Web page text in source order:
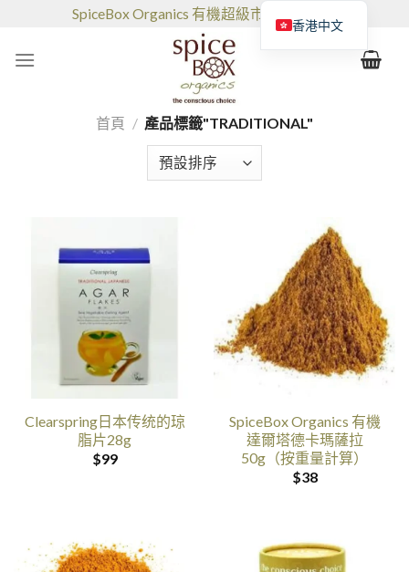
SpiceBox Organics 有機超級市場和咖啡館
首頁 / 產品標籤"TRADITIONAL"
Clearspring日本传统的琼
脂片28g
$99
SpiceBox Organics 有機
達爾塔德卡瑪薩拉
50g（按重量計算）
$38
香港中文